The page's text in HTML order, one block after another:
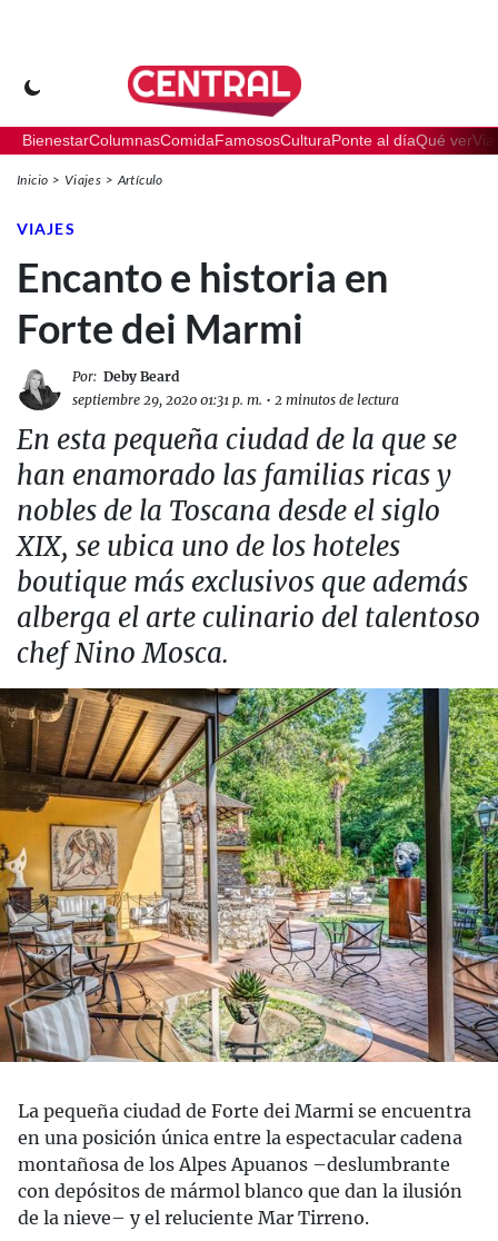
BienestarColumnasComidaFamososCulturaPonte al díaQué ver
Inicio Viajes Artículo
VIAJES
Encanto e historia en
Forte dei Marmi
Por: Deby Beard
septiembre 29, 2020 01:31 p. m. • 2 minutos de lectura
En esta pequeña ciudad de la que se
han enamorado las familias ricas y
nobles de la Toscana desde el siglo
XIX, se ubica uno de los hoteles
boutique más exclusivos que además
alberga el arte culinario del talentoso
chef Nino Mosca.
La pequeña ciudad de Forte dei Marmi se encuentra
en una posición única entre la espectacular cadena
montañosa de los Alpes Apuanos –deslumbrante
con depósitos de mármol blanco que dan la ilusión
de la nieve– y el reluciente Mar Tirreno.